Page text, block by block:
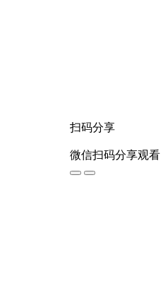
扫码分享
微信扫码分享观看